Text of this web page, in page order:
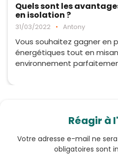
Quels sont les
en isolation ?
31/03/2022 • Antony
Vous souhaitez gagner en
énergétiques tout en
environnement
Réagir à
Votre adresse e-mail ne
obligatoires sont